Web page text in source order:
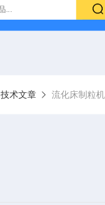
技术文章 流化床制粒